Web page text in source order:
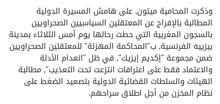
وذكرت المحامية ميتون, على هامش المسيرة الدولية
المطالبة بالإفراج عن المعتقلين السياسيين الصحراويين
بالسجون المغربية التي حطت رحالها يوم أمس الثلاثاء بمدينة
بيزييه الفرنسية, ب"المحاكمة المهزلة" للمعتقلين الصحراويين
ضمن مجموعة "إكديم إيزيك", في ظل "انعدام الأدلة
والاعتماد فقط على اعترافات انتزعت تحت التعذيب", مطالبة
الهيئات والسلطات القضائية الدولية بتصعيد الضغط على
نظام المخزن من أجل اطلاق سراحهم.